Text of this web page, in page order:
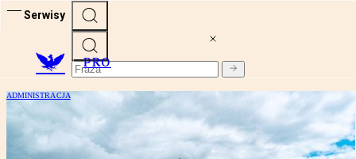
Serwisy
PRO
ADMINISTRACJA
Niedopuszczalne wyłączenie dróg
powiatowych z użytkowania - wyrok WSA